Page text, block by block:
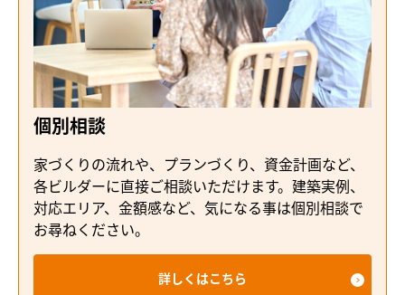
個別相談
家づくりの流れや、プランづくり、資金計画など、
各ビルダーに直接ご相談いただけます。建築実例、
対応エリア、金額感など、気になる事は個別相談で
お尋ねください。
詳しくはこちら